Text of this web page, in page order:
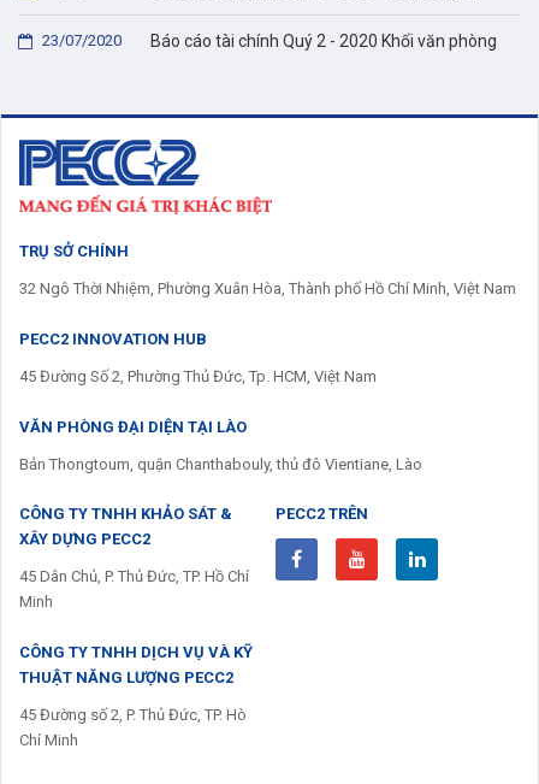
Báo cáo tài chính Quý 2 - 2020 Khối văn phòng
23/07/2020
TRỤ SỞ CHÍNH
32 Ngô Thời Nhiệm, Phường Xuân Hòa, Thành phố Hồ Chí Minh, Việt Nam
PECC2 INNOVATION HUB
45 Đường Số 2, Phường Thủ Đức, Tp. HCM, Việt Nam
VĂN PHÒNG ĐẠI DIỆN TẠI LÀO
Bản Thongtoum, quận Chanthabouly, thủ đô Vientiane, Lào
CÔNG TY TNHH KHẢO SÁT &
XÂY DỰNG PECC2
45 Dân Chủ, P. Thủ Đức, TP. Hồ Chí
Minh
CÔNG TY TNHH DỊCH VỤ VÀ KỸ
THUẬT NĂNG LƯỢNG PECC2
45 Đường số 2, P. Thủ Đức, TP. Hò
Chí Minh
PECC2 TRÊN